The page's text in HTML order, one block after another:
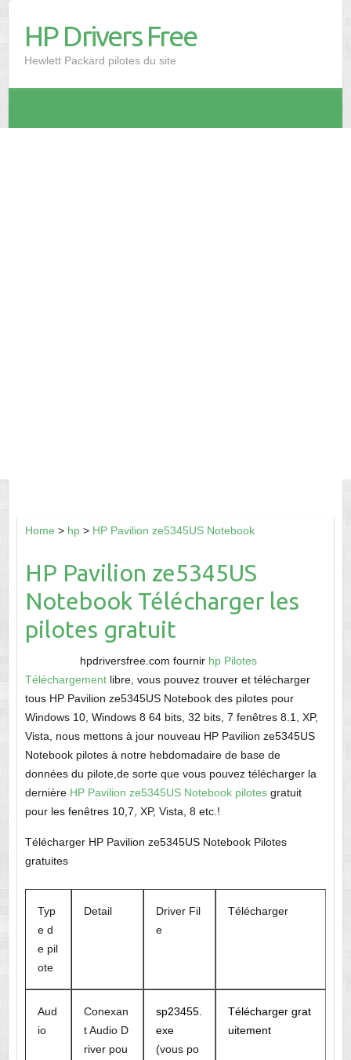
HP Drivers Free
Hewlett Packard pilotes du site
Home > hp> HP Pavilion ze5345US Notebook
HP Pavilion ze5345US
Notebook Télécharger les
pilotes gratuit
hpdriversfree.com fournir hp Pilotes
Téléchargementlibre, vous pouvez trouver et télécharger
tous HP Pavilion ze5345US Notebook des pilotes pour
Windows 10, Windows 8 64 bits, 32 bits, 7 fenêtres 8.1, XP,
Vista, nous mettons à jour nouveau HP Pavilion ze5345US
Notebook pilotes à notre hebdomadaire de base de
données du pilote,de sorte que vous pouvez télécharger la
dernière HP Pavilion ze5345US Notebook pilotesgratuit
pour les fenêtres 10,7, XP, Vista, 8 etc.!
Télécharger HP Pavilion ze5345US Notebook Pilotes
gratuites
Typ
e d
e pil
ote
Detail
Driver Fil
e
Télécharger
Aud
io
Conexan
t Audio D
river pou
sp23455.
exe
(vous po
Télécharger grat
uitement